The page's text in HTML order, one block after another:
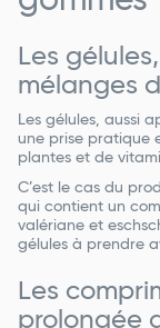
Les
mélanges
Les gélules, aussi
une prise pratique
plantes et de
C’est le cas du
qui contient un
valériane et
gélules à prendre
Les
prolongée